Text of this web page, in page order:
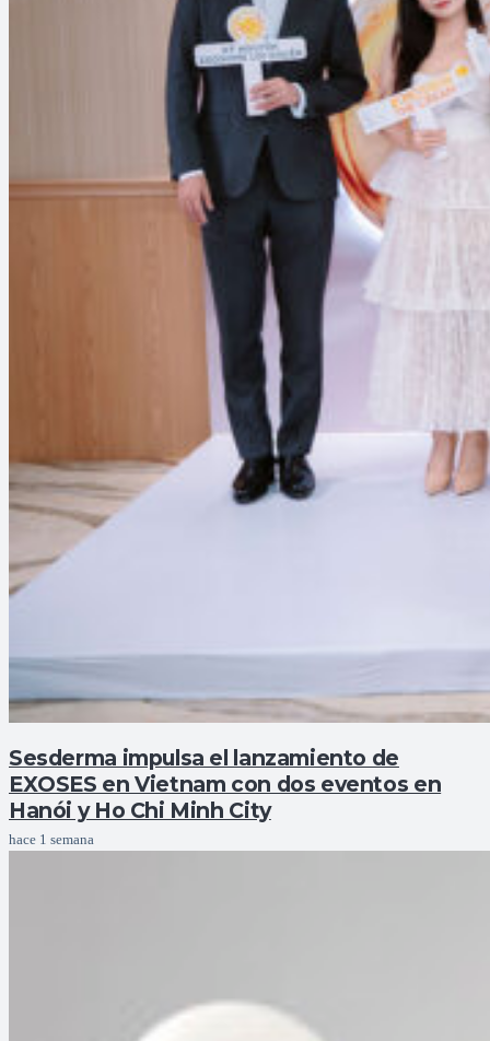
Sesderma impulsa el lanzamiento de
EXOSES en Vietnam con dos eventos en
Hanói y Ho Chi Minh City
hace 1 semana